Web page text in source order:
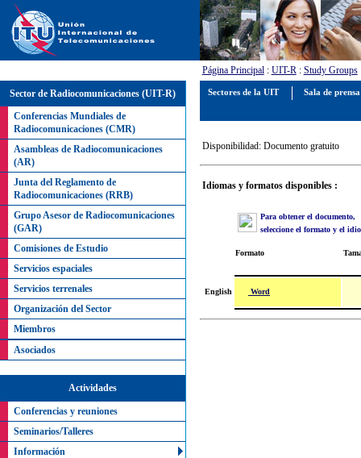
Página Principal: UIT-R: Study Groups
Sector de Radiocomunicaciones (UIT-R)
Conferencias Mundiales de
Radiocomunicaciones (CMR)
Asambleas de Radiocomunicaciones
(AR)
Junta del Reglamento de
Radiocomunicaciones (RRB)
Grupo Asesor de Radiocomunicaciones
(GAR)
Comisiones de Estudio
Servicios espaciales
Servicios terrenales
Organización del Sector
Miembros
Asociados
Actividades
Conferencias y reuniones
Seminarios/Talleres
Información
Disponibilidad: Documento gratuito
Idiomas y formatos disponibles :
Para obtener el documento,
seleccione el formato y el
Formato
English Word
Sectores de la UIT Sala de